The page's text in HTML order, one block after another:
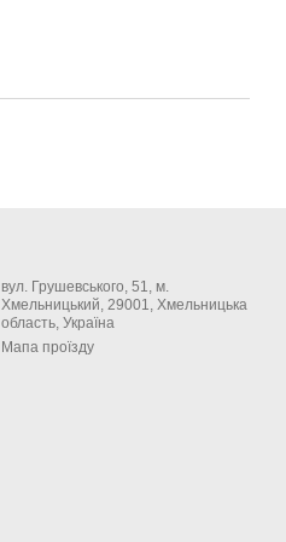
вул. Грушевського, 51, м.
Хмельницький, 29001, Хмельницька
область, Україна
Мапа проїзду